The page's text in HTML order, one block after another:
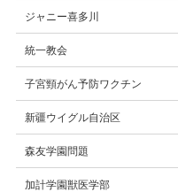
ジャニー喜多川
統一教会
子宮頸がん予防ワクチン
新疆ウイグル自治区
森友学園問題
加計学園獣医学部